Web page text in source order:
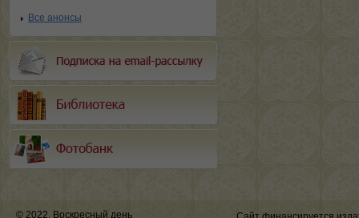
Все анонсы
© 2022, Воскресный день